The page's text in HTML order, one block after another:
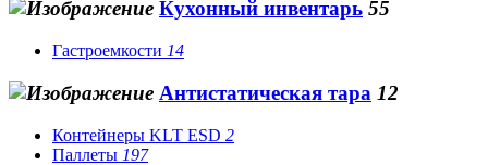
Кухонный инвентарь 55
Гастроемкости 14
Антистатическая тара 12
Контейнеры KLT ESD 2
Паллеты 197